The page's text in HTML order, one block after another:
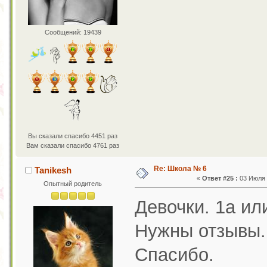
Сообщений: 19439
Вы сказали спасибо 4451 раз
Вам сказали спасибо 4761 раз
Tanikesh
Опытный родитель
Re: Школа № 6
« Ответ #25 : 03 Июля
Девочки. 1а
Нужны
Спасибо.